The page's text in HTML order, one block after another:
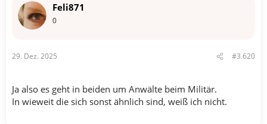
Feli871
0
29. Dez. 2025 #3.620
Ja also es geht in beiden um Anwälte beim Militär.
In wieweit die sich sonst ähnlich sind, weiß ich nicht.